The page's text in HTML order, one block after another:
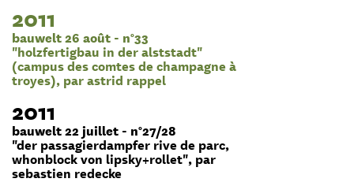
2011
bauwelt 26 août - n°33
"holzfertigbau in der alststadt"
(campus des comtes de champagne à
troyes), par astrid rappel
2011
bauwelt 22 juillet - n°27/28
"der passagierdampfer rive de parc,
whonblock von lipsky+rollet", par
sebastien redecke